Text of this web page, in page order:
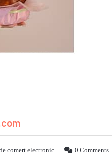
comert electronic
0 Comments